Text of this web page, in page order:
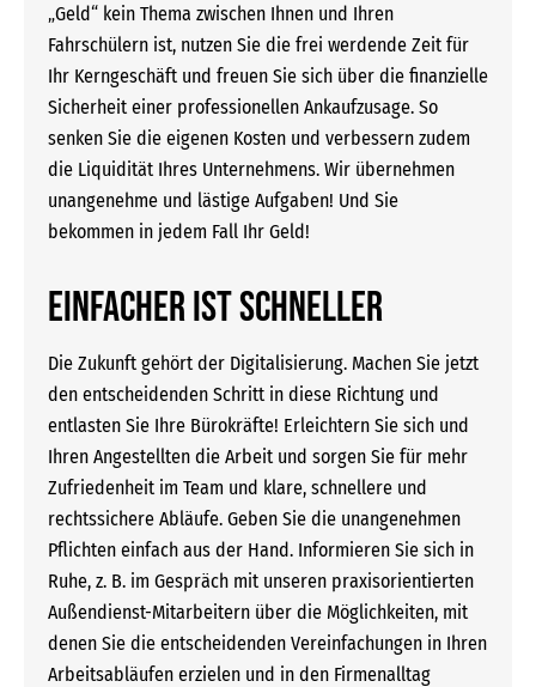
„Geld“ kein Thema zwischen Ihnen und Ihren
Fahrschülern ist, nutzen Sie die frei werdende Zeit für
Ihr Kerngeschäft und freuen Sie sich über die finanzielle
Sicherheit einer professionellen Ankaufzusage. So
senken Sie die eigenen Kosten und verbessern zudem
die Liquidität Ihres Unternehmens. Wir übernehmen
unangenehme und lästige Aufgaben! Und Sie
bekommen in jedem Fall Ihr Geld!
EINFACHER IST SCHNELLER
Die Zukunft gehört der Digitalisierung. Machen Sie jetzt
den entscheidenden Schritt in diese Richtung und
entlasten Sie Ihre Bürokräfte! Erleichtern Sie sich und
Ihren Angestellten die Arbeit und sorgen Sie für mehr
Zufriedenheit im Team und klare, schnellere und
rechtssichere Abläufe. Geben Sie die unangenehmen
Pflichten einfach aus der Hand. Informieren Sie sich in
Ruhe, z. B. im Gespräch mit unseren praxisorientierten
Außendienst-Mitarbeitern über die Möglichkeiten, mit
denen Sie die entscheidenden Vereinfachungen in Ihren
Arbeitsabläufen erzielen und in den Firmenalltag